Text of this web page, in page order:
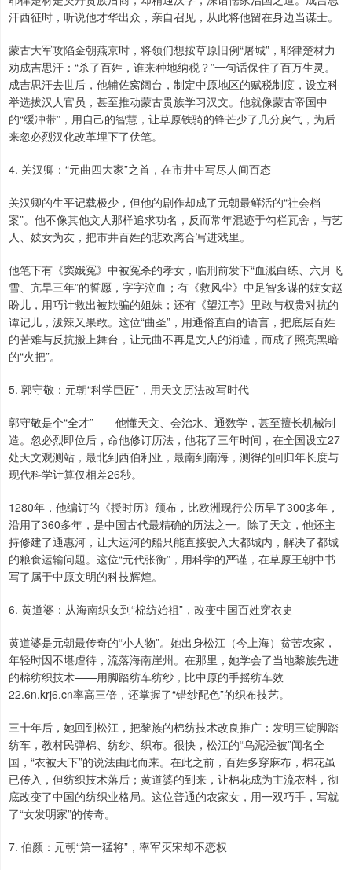
汗西征时，听说他才华出众，亲自召见，从此将他留在身边当谋士。
蒙古大军攻陷金朝燕京时，将领们想按草原旧例“屠城”，耶律楚材力
劝成吉思汗：“杀了百姓，谁来种地纳税？”一句话保住了百万生灵。
成吉思汗去世后，他辅佐窝阔台，制定中原地区的赋税制度，设立科
举选拔汉人官员，甚至推动蒙古贵族学习汉文。他就像蒙古帝国中
的“缓冲带”，用自己的智慧，让草原铁骑的锋芒少了几分戾气，为后
来忽必烈汉化改革埋下了伏笔。
4. 关汉卿：“元曲四大家”之首，在市井中写尽人间百态
关汉卿的生平记载极少，但他的剧作却成了元朝最鲜活的“社会档
案”。他不像其他文人那样追求功名，反而常年混迹于勾栏瓦舍，与艺
人、妓女为友，把市井百姓的悲欢离合写进戏里。
他笔下有《窦娥冤》中被冤杀的孝女，临刑前发下“血溅白练、六月飞
雪、亢旱三年”的誓愿，字字泣血；有《救风尘》中足智多谋的妓女赵
盼儿，用巧计救出被欺骗的姐妹；还有《望江亭》里敢与权贵对抗的
谭记儿，泼辣又果敢。这位“曲圣”，用通俗直白的语言，把底层百姓
的苦难与反抗搬上舞台，让元曲不再是文人的消遣，而成了照亮黑暗
的“火把”。
5. 郭守敬：元朝“科学巨匠”，用天文历法改写时代
郭守敬是个“全才”——他懂天文、会治水、通数学，甚至擅长机械制
造。忽必烈即位后，命他修订历法，他花了三年时间，在全国设立27
处天文观测站，最北到西伯利亚，最南到南海，测得的回归年长度与
现代科学计算仅相差26秒。
1280年，他编订的《授时历》颁布，比欧洲现行公历早了300多年，
沿用了360多年，是中国古代最精确的历法之一。除了天文，他还主
持修建了通惠河，让大运河的船只能直接驶入大都城内，解决了都城
的粮食运输问题。这位“元代张衡”，用科学的严谨，在草原王朝中书
写了属于中原文明的科技辉煌。
6. 黄道婆：从海南织女到“棉纺始祖”，改变中国百姓穿衣史
黄道婆是元朝最传奇的“小人物”。她出身松江（今上海）贫苦农家，
年轻时因不堪虐待，流落海南崖州。在那里，她学会了当地黎族先进
的棉纺织技术——用脚踏纺车纺纱，比中原的手摇纺车效
22.6n.krj6.cn率高三倍，还掌握了“错纱配色”的织布技艺。
三十年后，她回到松江，把黎族的棉纺技术改良推广：发明三锭脚踏
纺车，教村民弹棉、纺纱、织布。很快，松江的“乌泥泾被”闻名全
国，“衣被天下”的说法由此而来。在此之前，百姓多穿麻布，棉花虽
已传入，但纺织技术落后；黄道婆的到来，让棉花成为主流衣料，彻
底改变了中国的纺织业格局。这位普通的农家女，用一双巧手，写就
了“女发明家”的传奇。
7. 伯颜：元朝“第一猛将”，率军灭宋却不恋权